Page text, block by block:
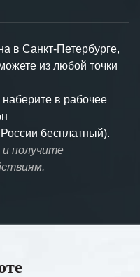
в Санкт-Петербурге,
из любой точки
в рабочее
бесплатный).
получите